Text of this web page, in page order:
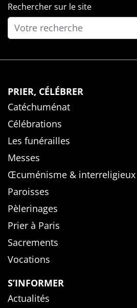
Rechercher sur le site
PRIER, CÉLÉBRER
Catéchuménat
Célébrations
Les funérailles
Messes
Œcuménisme & interreligieux
Paroisses
Pèlerinages
Prier à Paris
Sacrements
Vocations
S’INFORMER
Actualités